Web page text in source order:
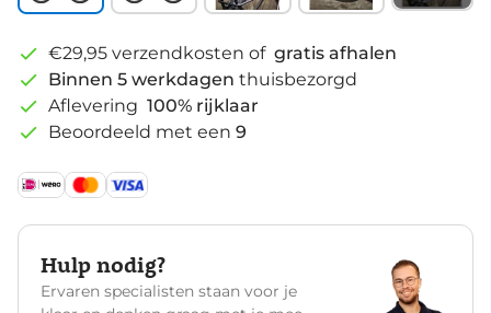
€29,95 verzendkosten of gratis afhalen
Binnen 5 werkdagen thuisbezorgd
Aflevering 100% rijklaar
Beoordeeld met een 9
Hulp nodig?
Ervaren specialisten staan voor je